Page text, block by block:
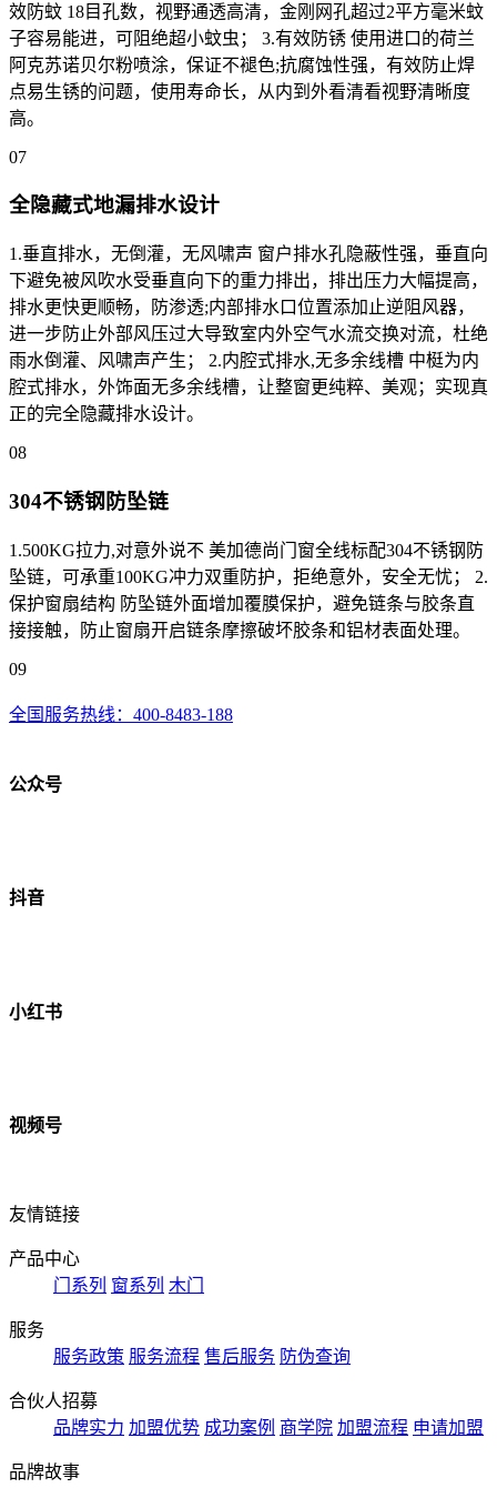
效防蚊 18目孔数，视野通透高清，金刚网孔超过2平方毫米蚊
子容易能进，可阻绝超小蚊虫； 3.有效防锈 使用进口的荷兰
阿克苏诺贝尔粉喷涂，保证不褪色;抗腐蚀性强，有效防止焊
点易生锈的问题，使用寿命长，从内到外看清看视野清晰度
高。
07
全隐藏式地漏排水设计
1.垂直排水，无倒灌，无风啸声 窗户排水孔隐蔽性强，垂直向
下避免被风吹水受垂直向下的重力排出，排出压力大幅提高，
排水更快更顺畅，防渗透;内部排水口位置添加止逆阻风器，
进一步防止外部风压过大导致室内外空气水流交换对流，杜绝
雨水倒灌、风啸声产生； 2.内腔式排水,无多余线槽 中梃为内
腔式排水，外饰面无多余线槽，让整窗更纯粹、美观；实现真
正的完全隐藏排水设计。
08
304不锈钢防坠链
1.500KG拉力,对意外说不 美加德尚门窗全线标配304不锈钢防
坠链，可承重100KG冲力双重防护，拒绝意外，安全无忧； 2.
保护窗扇结构 防坠链外面增加覆膜保护，避免链条与胶条直
接接触，防止窗扇开启链条摩擦破坏胶条和铝材表面处理。
09
全国服务热线： 400-8483-188
公众号
抖音
小红书
视频号
友情链接
产品中心
门系列 窗系列 木门
服务
服务政策 服务流程 售后服务 防伪查询
合伙人招募
品牌实力 加盟优势 成功案例 商学院 加盟流程 申请加盟
品牌故事